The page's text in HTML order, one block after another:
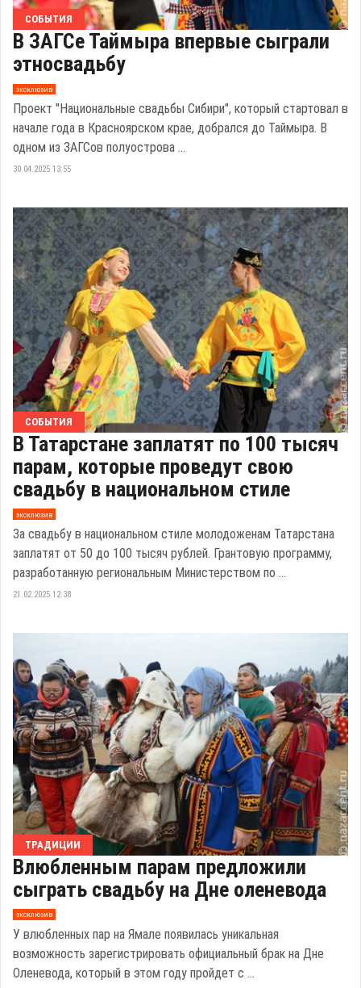
СОБЫТИЯ
В ЗАГСе Таймыра впервые сыграли
этносвадьбу
эксклюзив
Проект "Национальные свадьбы Сибири", который стартовал в
начале года в Красноярском крае, добрался до Таймыра. В
одном из ЗАГСов полуострова ...
30.04.2025 13:55
СОБЫТИЯ
В Татарстане заплатят по 100 тысяч
парам, которые проведут свою
свадьбу в национальном стиле
эксклюзив
За свадьбу в национальном стиле молодоженам Татарстана
заплатят от 50 до 100 тысяч рублей. Грантовую программу,
разработанную региональным Министерством по ...
21.02.2025 12:38
ТРАДИЦИИ
Влюбленным парам предложили
сыграть свадьбу на Дне оленевода
эксклюзив
У влюбленных пар на Ямале появилась уникальная
возможность зарегистрировать официальный брак на Дне
Оленевода, который в этом году пройдет с ...